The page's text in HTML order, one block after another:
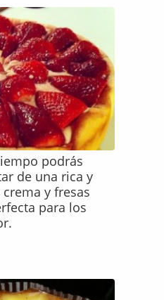
podrás
de una rica y
y fresas
para los